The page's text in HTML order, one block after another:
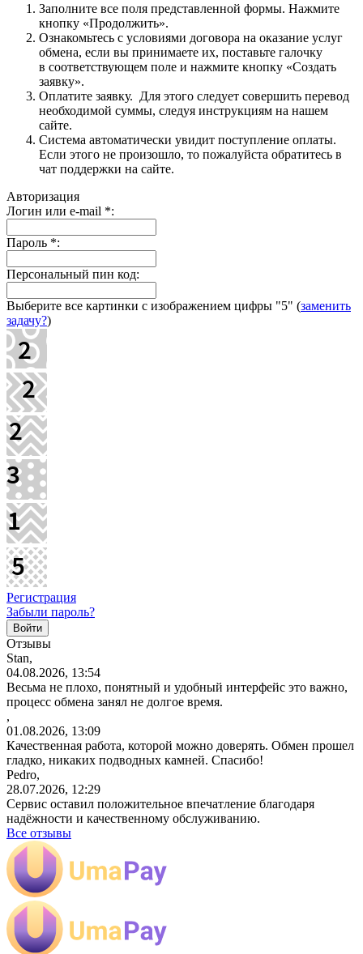
Заполните все поля представленной формы. Нажмите
кнопку «Продолжить».
Ознакомьтесь с условиями договора на оказание услуг
обмена, если вы принимаете их, поставьте галочку
в соответствующем поле и нажмите кнопку «Создать
заявку».
Оплатите заявку. Для этого следует совершить перевод
необходимой суммы, следуя инструкциям на нашем
сайте.
Система автоматически увидит поступление оплаты.
Если этого не произошло, то пожалуйста обратитесь в
чат поддержки на сайте.
Авторизация
Логин или e-mail *:
Пароль *:
Персональный пин код:
Выберите все картинки с изображением цифры "5" (заменить
задачу?)
Регистрация
Забыли пароль?
Отзывы
Stan,
04.08.2026, 13:54
Весьма не плохо, понятный и удобный интерфейс это важно,
процесс обмена занял не долгое время.
,
01.08.2026, 13:09
Качественная работа, которой можно доверять. Обмен прошел
гладко, никаких подводных камней. Спасибо!
Pedro,
28.07.2026, 12:29
Сервис оставил положительное впечатление благодаря
надёжности и качественному обслуживанию.
Все отзывы